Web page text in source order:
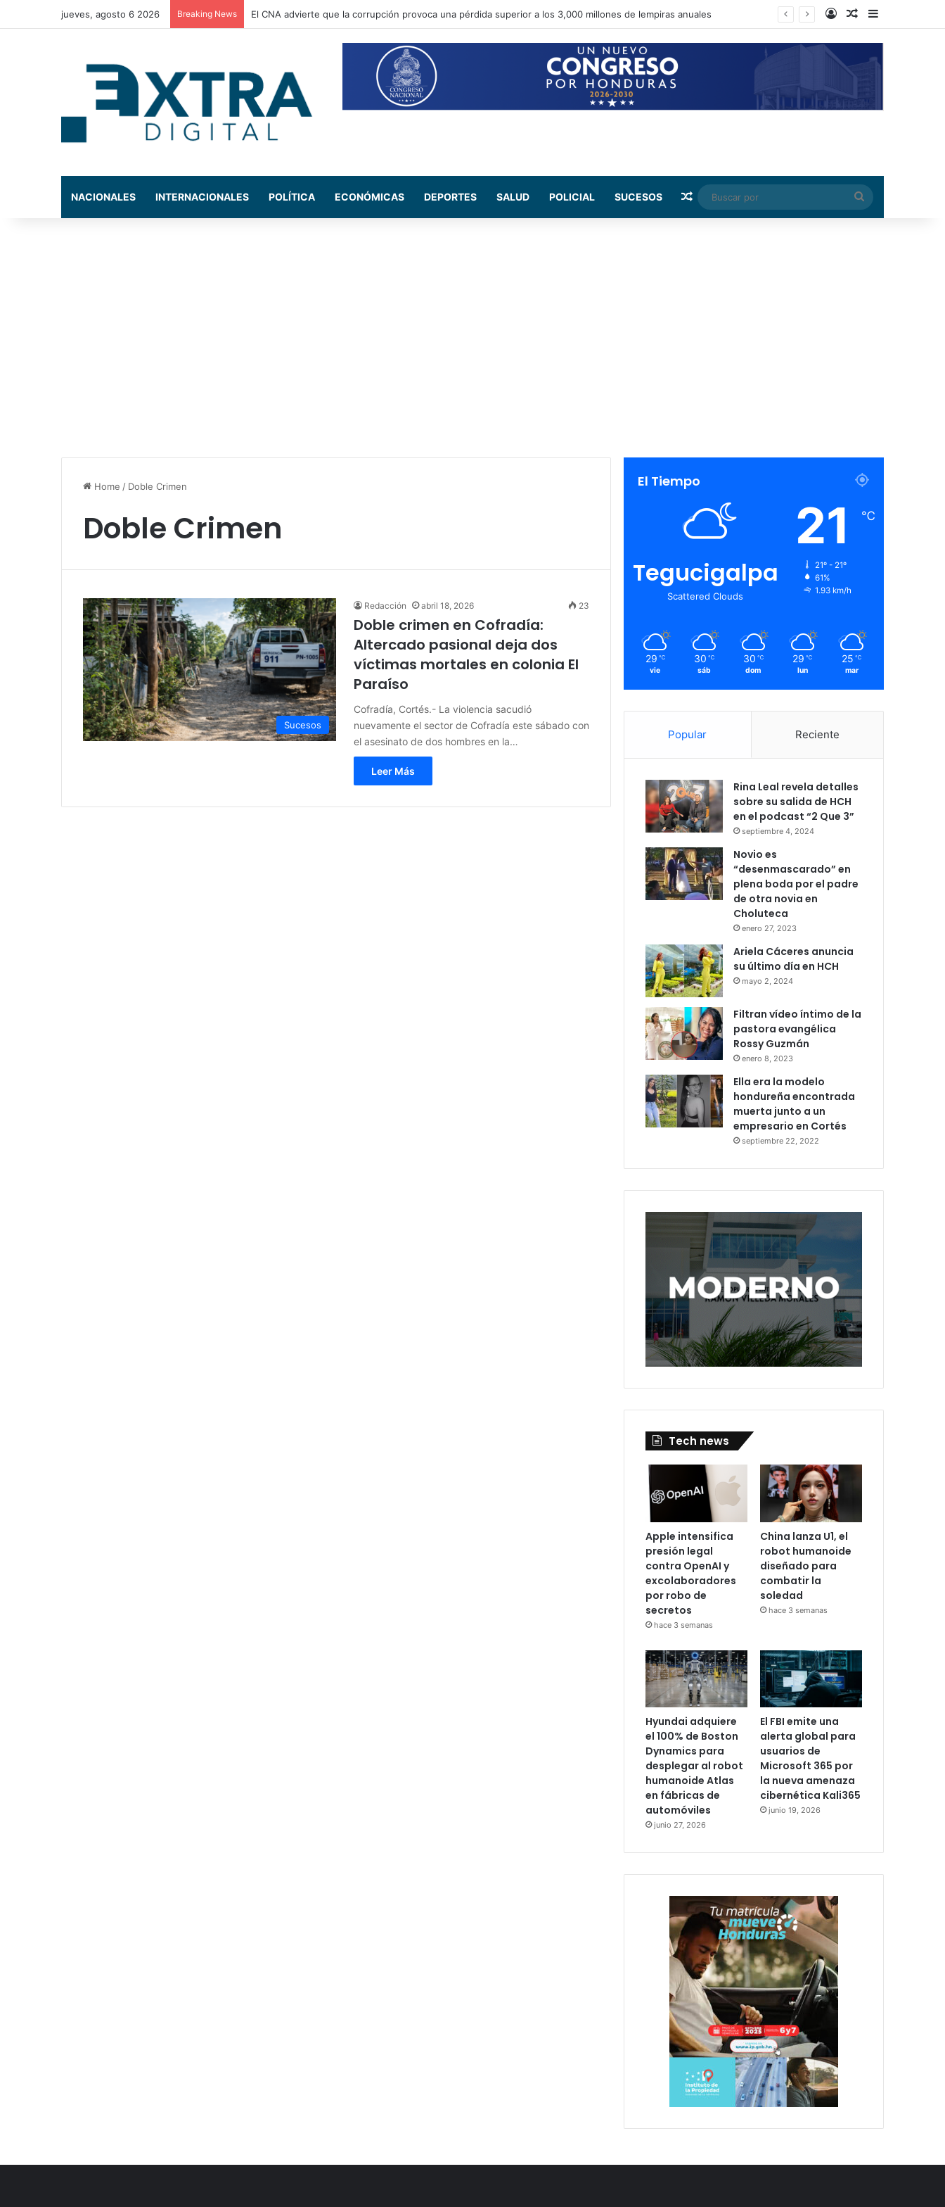
jueves, agosto 6 2026 Breaking News El CNA advierte que la corrupción provoca una pérdida superior a los 3,000 millones de lempiras anuales Log InRandom Article
NACIONALES INTERNACIONALES POLÍTICA ECONÓMICAS DEPORTES SALUD POLICIAL SUCESOS Random Article
Buscar
por
Home / Doble Crimen
Doble Crimen
Sucesos
Redacción abril 18, 2026 23
Doble crimen en Cofradía:
Altercado pasional deja dos
víctimas mortales en colonia El
Paraíso
Cofradía, Cortés.- La violencia sacudió
nuevamente el sector de Cofradía este sábado con
el asesinato de dos hombres en la…
Leer Más
El Tiempo
Tegucigalpa
Scattered Clouds
21 ℃
21º - 21º
61%
1.93 km/h
29 ℃
vie
30 ℃
sáb
30 ℃
dom
29 ℃
lun
25 ℃
mar
Popular Reciente
Rina Leal revela detalles
sobre su salida de HCH
en el podcast “2 Que 3”
septiembre 4, 2024
Novio es
“desenmascarado” en
plena boda por el padre
de otra novia en
Choluteca
enero 27, 2023
Ariela Cáceres anuncia
su último día en HCH
mayo 2, 2024
Filtran vídeo íntimo de la
pastora evangélica
Rossy Guzmán
enero 8, 2023
Ella era la modelo
hondureña encontrada
muerta junto a un
empresario en Cortés
septiembre 22, 2022
Tech news
Apple intensifica
presión legal
contra OpenAI y
excolaboradores
por robo de
secretos
hace 3 semanas
China lanza U1, el
robot humanoide
diseñado para
combatir la
soledad
hace 3 semanas
Hyundai adquiere
el 100% de Boston
Dynamics para
desplegar al robot
humanoide Atlas
en fábricas de
automóviles
junio 27, 2026
El FBI emite una
alerta global para
usuarios de
Microsoft 365 por
la nueva amenaza
cibernética Kali365
junio 19, 2026